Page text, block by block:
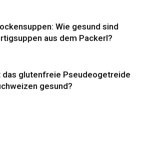
Wie gesund sind
aus dem Packerl?
das glutenfreie Pseudeogetreide
gesund?